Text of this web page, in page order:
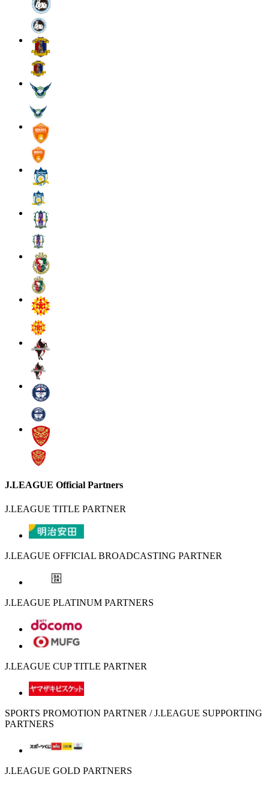
J.LEAGUE Official Partners
J.LEAGUE TITLE PARTNER
J.LEAGUE OFFICIAL BROADCASTING PARTNER
J.LEAGUE PLATINUM PARTNERS
J.LEAGUE CUP TITLE PARTNER
SPORTS PROMOTION PARTNER / J.LEAGUE SUPPORTING
PARTNERS
J.LEAGUE GOLD PARTNERS